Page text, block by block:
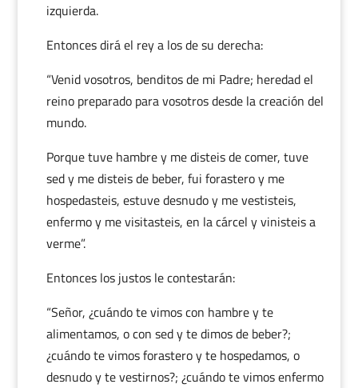
izquierda.
Entonces dirá el rey a los de su derecha:
“Venid vosotros, benditos de mi Padre; heredad el
reino preparado para vosotros desde la creación del
mundo.
Porque tuve hambre y me disteis de comer, tuve
sed y me disteis de beber, fui forastero y me
hospedasteis, estuve desnudo y me vestisteis,
enfermo y me visitasteis, en la cárcel y vinisteis a
verme”.
Entonces los justos le contestarán:
“Señor, ¿cuándo te vimos con hambre y te
alimentamos, o con sed y te dimos de beber?;
¿cuándo te vimos forastero y te hospedamos, o
desnudo y te vestirnos?; ¿cuándo te vimos enfermo